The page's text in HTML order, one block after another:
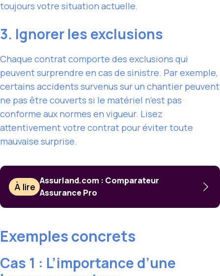
toujours votre situation actuelle.
3. Ignorer les exclusions
Chaque contrat comporte des exclusions qui
peuvent surprendre en cas de sinistre. Par exemple,
certains accidents survenus sur un chantier peuvent
ne pas être couverts si le matériel n’est pas
conforme aux normes en vigueur. Lisez
attentivement votre contrat pour éviter toute
mauvaise surprise.
À lire
Assurland.com : Comparateur
Assurance Pro
Exemples concrets
Cas 1 : L’importance d’une